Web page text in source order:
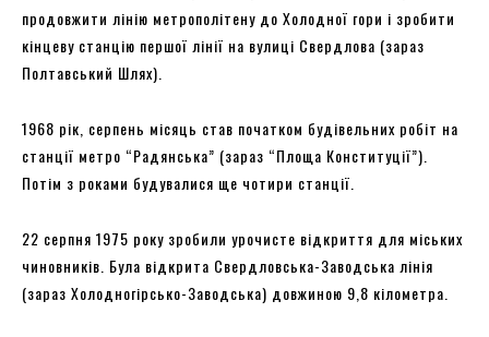
продовжити лінію метрополітену до Холодної гори і зробити
кінцеву станцію першої лінії на вулиці Свердлова (зараз
Полтавський Шлях).
1968 рік, серпень місяць став початком будівельних робіт на
станції метро “Радянська” (зараз “Площа Конституції”).
Потім з роками будувалися ще чотири станції.
22 серпня 1975 року зробили урочисте відкриття для міських
чиновників. Була відкрита Свердловська-Заводська лінія
(зараз Холодногірсько-Заводська) довжиною 9,8 кілометра.